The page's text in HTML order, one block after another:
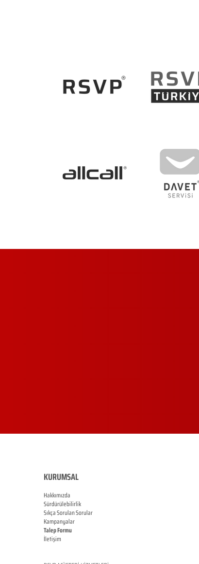
KURUMSAL
Hakkımızda
Sürdürülebilirlik
Sıkça Sorulan Sorular
Kampanyalar
Talep Formu
İletişim